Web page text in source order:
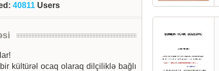
:40811 Users
kültürəl ocaq olaraq dilçiliklə bağlı